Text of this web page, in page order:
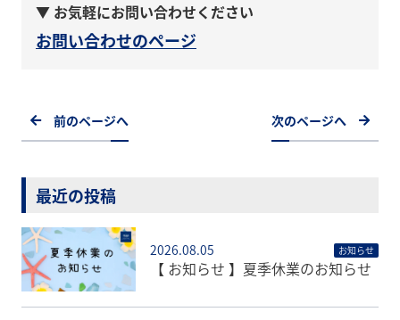
▼ お気軽にお問い合わせください
お問い合わせのページ
前のページへ 次のページへ
最近の投稿
2026.08.05 お知らせ
【 お知らせ 】夏季休業のお知らせ